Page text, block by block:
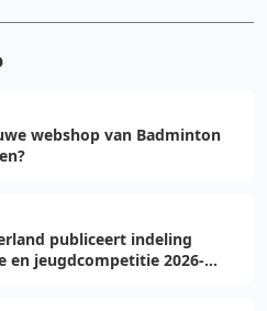
webshop van Badminton
publiceert indeling
en jeugdcompetitie 2026-